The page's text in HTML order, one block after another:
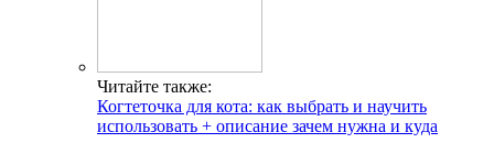
Читайте также:
Когтеточка для кота: как выбрать и научить
использовать + описание зачем нужна и куда